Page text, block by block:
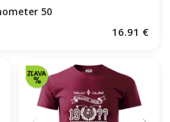
50
16.91 €